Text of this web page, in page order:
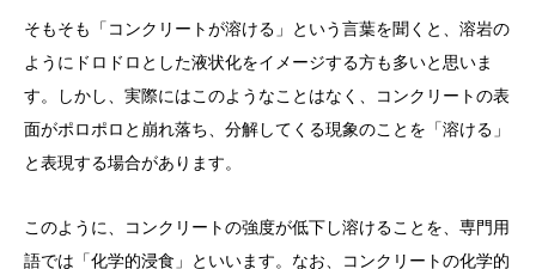
そもそも「コンクリートが溶ける」という言葉を聞くと、溶岩の
ようにドロドロとした液状化をイメージする方も多いと思いま
す。しかし、実際にはこのようなことはなく、コンクリートの表
面がポロポロと崩れ落ち、分解してくる現象のことを「溶ける」
と表現する場合があります。
このように、コンクリートの強度が低下し溶けることを、専門用
語では「化学的浸食」といいます。なお、コンクリートの化学的